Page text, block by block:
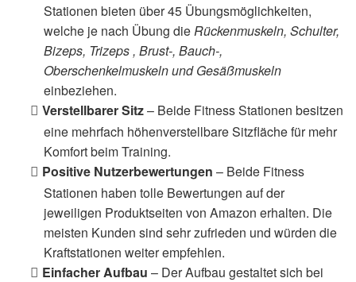
Stationen bieten über 45 Übungsmöglichkeiten,
welche je nach Übung die Rückenmuskeln, Schulter,
Bizeps, Trizeps , Brust-, Bauch-,
Oberschenkelmuskeln und Gesäßmuskeln
einbeziehen.
Verstellbarer Sitz– Beide Fitness Stationen besitzen
eine mehrfach höhenverstellbare Sitzfläche für mehr
Komfort beim Training.
Positive Nutzerbewertungen – Beide Fitness
Stationen haben tolle Bewertungen auf der
jeweiligen Produktseiten von Amazon erhalten. Die
meisten Kunden sind sehr zufrieden und würden die
Kraftstationen weiter empfehlen.
Einfacher Aufbau – Der Aufbau gestaltet sich bei